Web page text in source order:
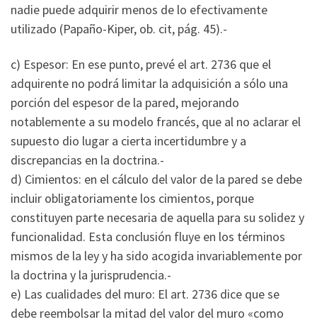
nadie puede adquirir menos de lo efectivamente
utilizado (Papaño-Kiper, ob. cit, pág. 45).-
c) Espesor: En ese punto, prevé el art. 2736 que el
adquirente no podrá limitar la adquisición a sólo una
porción del espesor de la pared, mejorando
notablemente a su modelo francés, que al no aclarar el
supuesto dio lugar a cierta incertidumbre y a
discrepancias en la doctrina.-
d) Cimientos: en el cálculo del valor de la pared se debe
incluir obligatoriamente los cimientos, porque
constituyen parte necesaria de aquella para su solidez y
funcionalidad. Esta conclusión fluye en los términos
mismos de la ley y ha sido acogida invariablemente por
la doctrina y la jurisprudencia.-
e) Las cualidades del muro: El art. 2736 dice que se
debe reembolsar la mitad del valor del muro «como